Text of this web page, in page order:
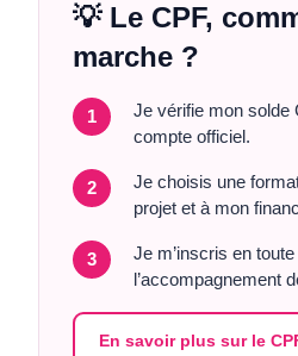
💡 Le CPF,
marche ?
1
Je vérifie mon solde
compte officiel.
2
Je choisis une
projet et à mon
3
Je m’inscris en
l’accompagnement
En savoir plus sur le